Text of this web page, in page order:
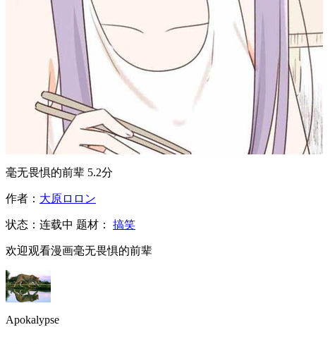
毫无畏惧的前辈 5.2分
作者： 大原ロロン
状态： 连载中 题材： 搞笑
欢迎观看漫画毫无畏惧的前辈
Apokalypse